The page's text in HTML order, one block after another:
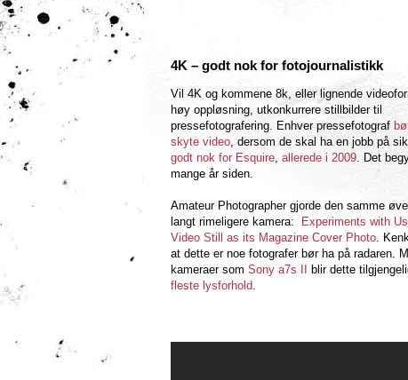
4K – godt nok for fotojournalistikk
Vil 4K og kommene 8k, eller lignende
høy oppløsning, utkonkurrere stillbilder til
pressefotografering. Enhver pressefotograf
skyte video, dersom de skal ha en jobb på
godt nok for Esquire, allerede i 2009. Det
mange år siden.
Amateur Photographer gjorde den samme
langt rimeligere kamera:
Experiments with
Video Still as its Magazine Cover Photo.
at dette er noe fotografer bør ha på radaren.
kameraer som Sony a7s II blir dette
fleste lysforhold.